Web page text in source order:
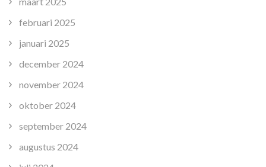
februari 2025
januari 2025
december 2024
november 2024
oktober 2024
september 2024
augustus 2024